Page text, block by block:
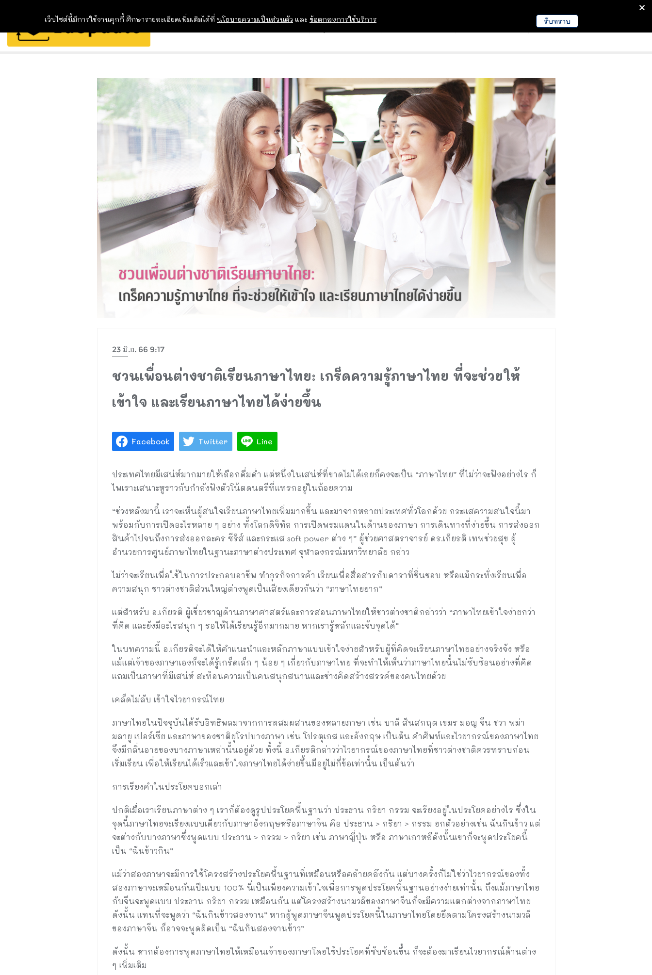
EDUCATION NEWS
23 มิ.ย. 66 9:17
ชวนเพื่อนต่างชาติเรียนภาษาไทย: เกร็ดความรู้ภาษาไทย ที่จะช่วยให้
เข้าใจ และเรียนภาษาไทยได้ง่ายขึ้น
Facebook Twitter Line
ประเทศไทยมีเสน่ห์มากมายให้เลือกดื่มด่ำ แต่หนึ่งในเสน่ห์ที่ขาดไม่ได้เลยก็คงจะเป็น “ภาษาไทย” ที่ไม่ว่าจะฟังอย่างไร ก็
ไพเราะเสนาะหูราวกับกำลังฟังตัวโน้ตดนตรีที่แทรกอยู่ในถ้อยความ
“ช่วงหลังมานี้ เราจะเห็นผู้สนใจเรียนภาษาไทยเพิ่มมากขึ้น และมาจากหลายประเทศทั่วโลกด้วย กระแสความสนใจนี้มา
พร้อมกับการเปิดอะไรหลาย ๆ อย่าง ทั้งโลกดิจิทัล การเปิดพรมแดนในด้านของภาษา การเดินทางที่ง่ายขึ้น การส่งออก
สินค้าไปจนถึงการส่งออกละคร ซีรีส์ และกระแส soft power ต่าง ๆ” ผู้ช่วยศาสตราจารย์ ดร.เกียรติ เทพช่วยสุข ผู้
อำนวยการศูนย์ภาษาไทยในฐานะภาษาต่างประเทศ จุฬาลงกรณ์มหาวิทยาลัย กล่าว
ไม่ว่าจะเรียนเพื่อใช้ในการประกอบอาชีพ ทำธุรกิจการค้า เรียนเพื่อสื่อสารกับดาราที่ชื่นชอบ หรือแม้กระทั่งเรียนเพื่อ
ความสนุก ชาวต่างชาติส่วนใหญ่ต่างพูดเป็นเสียงเดียวกันว่า “ภาษาไทยยาก”
แต่สำหรับ อ.เกียรติ ผู้เชี่ยวชาญด้านภาษาศาสตร์และการสอนภาษาไทยให้ชาวต่างชาติกล่าวว่า “ภาษาไทยเข้าใจง่ายกว่า
ที่คิด และยังมีอะไรสนุก ๆ รอให้ได้เรียนรู้อีกมากมาย หากเรารู้หลักและจับจุดได้”
ในบทความนี้ อ.เกียรติจะได้ให้คำแนะนำและหลักภาษาแบบเข้าใจง่ายสำหรับผู้ที่คิดจะเรียนภาษาไทยอย่างจริงจัง หรือ
แม้แต่เจ้าของภาษาเองก็จะได้รู้เกร็ดเล็ก ๆ น้อย ๆ เกี่ยวกับภาษาไทย ที่จะทำให้เห็นว่าภาษาไทยนั้นไม่ซับซ้อนอย่างที่คิด
แถมเป็นภาษาที่มีเสน่ห์ สะท้อนความเป็นคนสนุกสนานและช่างคิดสร้างสรรค์ของคนไทยด้วย
เคล็ดไม่ลับ เข้าใจไวยากรณ์ไทย
ภาษาไทยในปัจจุบันได้รับอิทธิพลมาจากการผสมผสานของหลายภาษา เช่น บาลี สันสกฤต เขมร มอญ จีน ชวา พม่า
มลายู เปอร์เซีย และภาษาของชาติยุโรปบางภาษา เช่น โปรตุเกส และอังกฤษ เป็นต้น คำศัพท์และไวยากรณ์ของภาษาไทย
จึงมีกลิ่นอายของบางภาษาเหล่านั้นอยู่ด้วย ทั้งนี้ อ.เกียรติกล่าวว่าไวยากรณ์ของภาษาไทยที่ชาวต่างชาติควรทราบก่อน
เริ่มเรียน เพื่อให้เรียนได้เร็วและเข้าใจภาษาไทยได้ง่ายขึ้นมีอยู่ไม่กี่ข้อเท่านั้น เป็นต้นว่า
การเรียงคำในประโยคบอกเล่า
ปกติเมื่อเราเรียนภาษาต่าง ๆ เราก็ต้องดูรูปประโยคพื้นฐานว่า ประธาน กริยา กรรม จะเรียงอยู่ในประโยคอย่างไร ซึ่งใน
จุดนี้ภาษาไทยจะเรียงแบบเดียวกับภาษาอังกฤษหรือภาษาจีน คือ ประธาน > กริยา > กรรม ยกตัวอย่างเช่น ฉันกินข้าว แต่
จะต่างกับบางภาษาซึ่งพูดแบบ ประธาน > กรรม > กริยา เช่น ภาษาญี่ปุ่น หรือ ภาษาเกาหลีดังนั้นเขาก็จะพูดประโยคนี้
เป็น “ฉันข้าวกิน”
แม้ว่าสองภาษาจะมีการใช้โครงสร้างประโยคพื้นฐานที่เหมือนหรือคล้ายคลึงกัน แต่บางครั้งก็ไม่ใช่ว่าไวยากรณ์ของทั้ง
สองภาษาจะเหมือนกันเป๊ะแบบ 100% นี่เป็นเพียงความเข้าใจเพื่อการพูดประโยคพื้นฐานอย่างง่ายเท่านั้น ถึงแม้ภาษาไทย
กับจีนจะพูดแบบ ประธาน กริยา กรรม เหมือนกัน แต่โครงสร้างนามวลีของภาษาจีนก็จะมีความแตกต่างจากภาษาไทย
ดังนั้น แทนที่จะพูดว่า “ฉันกินข้าวสองจาน” หากผู้พูดภาษาจีนพูดประโยคนี้ในภาษาไทยโดยยึดตามโครงสร้างนามวลี
ของภาษาจีน ก็อาจจะพูดผิดเป็น “ฉันกินสองจานข้าว”
ดังนั้น หากต้องการพูดภาษาไทยให้เหมือนเจ้าของภาษาโดยใช้ประโยคที่ซับซ้อนขึ้น ก็จะต้องมาเรียนไวยากรณ์ด้านต่าง
ๆ เพิ่มเติม
เว็บไซต์นี้มีการใช้งานคุกกี้ ศึกษารายละเอียดเพิ่มเติมได้ที่ นโยบายความเป็นส่วนตัว และ ข้อตกลงการใช้บริการ รับทราบ